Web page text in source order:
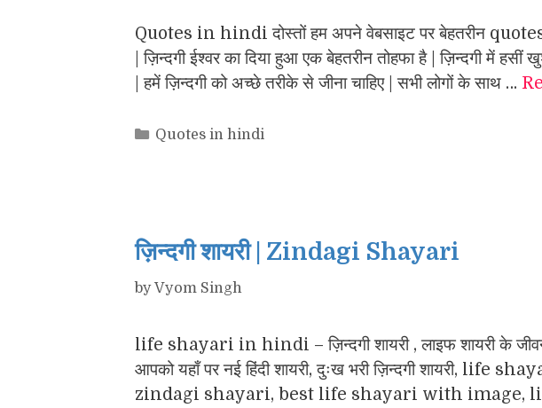
Quotes in hindi दोस्तों हम अपने वेबसाइट पर बेहतरीन
| ज़िन्दगी ईश्वर का दिया हुआ एक बेहतरीन तोहफा है | ज़िन्दगी में हसीं
| हमें ज़िन्दगी को अच्छे तरीके से जीना चाहिए | सभी लोगों के साथ …
Categories
Quotes in hindi
ज़िन्दगी शायरी | Zindagi Shayari
byVyom Singh
life shayari in hindi – ज़िन्दगी शायरी , लाइफ शायरी के
आपको यहाँ पर नई हिंदी शायरी, दुःख भरी ज़िन्दगी शायरी,
zindagi shayari, best life shayari with image,